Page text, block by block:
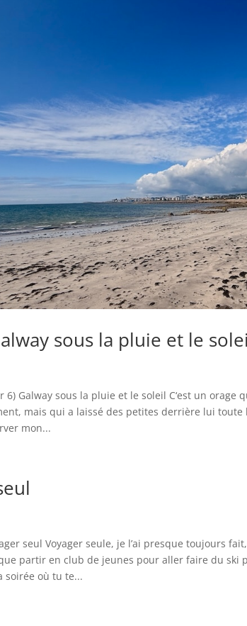
sous la pluie et le
6) Galway sous la pluie et le soleil C‘est un orage
mais qui a laissé des petites derrière lui toute
mon...
seul Voyager seule, je l’ai presque toujours
partir en club de jeunes pour aller faire du ski
soirée où tu te...